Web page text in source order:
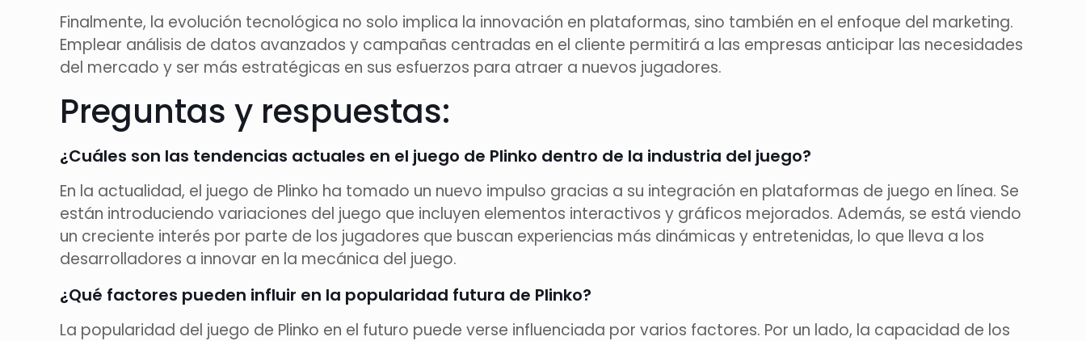
Finalmente, la evolución tecnológica no solo implica la innovación en plataformas, sino también en el enfoque del marketing.
Emplear análisis de datos avanzados y campañas centradas en el cliente permitirá a las empresas anticipar las necesidades
del mercado y ser más estratégicas en sus esfuerzos para atraer a nuevos jugadores.
Preguntas y respuestas:
¿Cuáles son las tendencias actuales en el juego de Plinko dentro de la industria del juego?
En la actualidad, el juego de Plinko ha tomado un nuevo impulso gracias a su integración en plataformas de juego en línea. Se
están introduciendo variaciones del juego que incluyen elementos interactivos y gráficos mejorados. Además, se está viendo
un creciente interés por parte de los jugadores que buscan experiencias más dinámicas y entretenidas, lo que lleva a los
desarrolladores a innovar en la mecánica del juego.
¿Qué factores pueden influir en la popularidad futura de Plinko?
La popularidad del juego de Plinko en el futuro puede verse influenciada por varios factores. Por un lado, la capacidad de los